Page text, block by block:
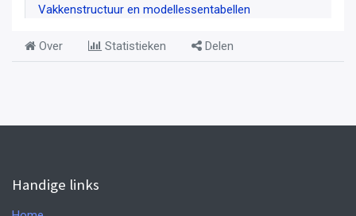
Vakkenstructuur en modellessentabellen
Over Statistieken Delen
Handige links